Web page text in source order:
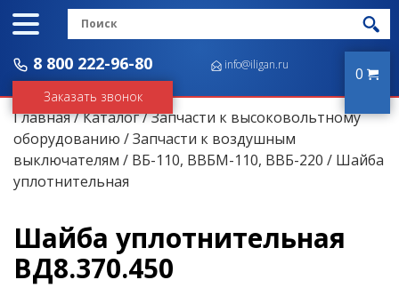
8 800 222-96-80
Заказать звонок
info@iligan.ru 0
Главная/Каталог/Запчасти к высоковольтному
оборудованию /Запчасти к воздушным
выключателям / ВБ-110, ВВБМ-110, ВВБ-220 / Шайба
уплотнительная
Шайба уплотнительная
ВД8.370.450